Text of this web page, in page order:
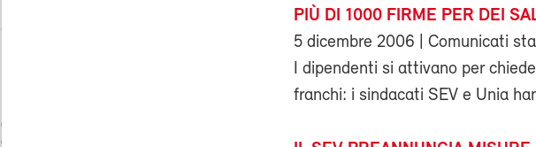
PIÙ DI 1000 FIRME PER DEI
5 dicembre 2006 | Comunicati
I dipendenti si attivano per
franchi: i sindacati SEV e Unia